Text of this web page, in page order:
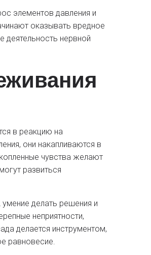
элементов давления и
оказывать вредное
деятельность нервной
в реакцию на
они накапливаются в
чувства желают
развиться
делать решения и
неприятности,
делается инструментом,
равновесие.